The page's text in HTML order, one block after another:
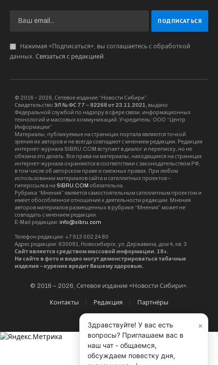
Гусеничные снегоболотоходы, колесные трактора,
воздуходувки-опрыскиватели, беспилотные
летательные аппараты, седельный тягач с
культиваторы, лесопосадочные машины и лопаты,
квадрокоптеры получили ГАУ НСО «Новосибирская
база авиационной охраны лесов», ГАУ НСО
«Тогучинский лесхоз» и ГАУ НСО «Чулымский
лесхоз».
БПЛА бюджет пожар Тогучин
Экология
Sibru.Com
Website
Материалы, публикуемые за авторством "Редакция
редакции (за исключением случаев, если указана ссылка
на источник или материал помечен как рекламный).
×
Здравствуйте! У вас есть
вопросы? Приглашаем вас в
наш чат - общаемся,
обсуждаем повестку дня,